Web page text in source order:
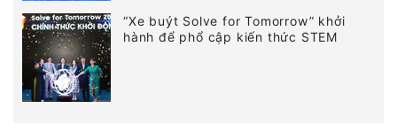
“Xe buýt Solve for Tomorrow” khởi
hành để phổ cập kiến thức STEM